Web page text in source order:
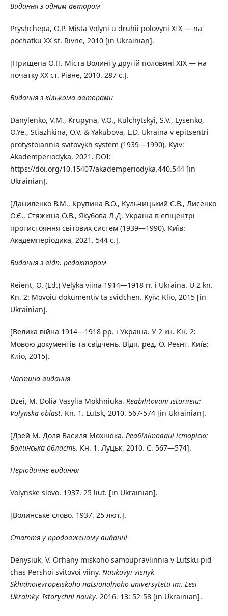
Видання з одним автором
Pryshchepa, O.P. Mista Volyni u druhii polovyni ХІХ — na
pochatku ХХ st. Rivne, 2010 [in Ukrainian].
[Прищепа О.П. Міста Волині у другій половині ХІХ — на
початку ХХ ст. Рівне, 2010. 287 с.].
Видання з кількома авторами
Danylenko, V.M., Krupyna, V.O., Kulchytskyi, S.V., Lysenko,
O.Ye., Stiazhkina, O.V. & Yakubova, L.D. Ukraina v epitsentri
protystoiannia svitovykh system (1939—1990). Kyiv:
Akademperiodyka, 2021. DOI:
https://doi.org/10.15407/akademperiodyka.440.544 [in
Ukrainian].
[Даниленко В.М., Крупина В.О., Кульчицький С.В., Лисенко
О.Є., Стяжкіна О.В., Якубова Л.Д. Україна в епіцентрі
протистояння світових систем (1939—1990). Київ:
Академперіодика, 2021. 544 с.].
Видання з відп. редактором
Reient, O. (Ed.) Velyka viina 1914—1918 rr. i Ukraina. U 2 kn.
Kn. 2: Movoiu dokumentiv ta svidchen. Kyiv: Klio, 2015 [in
Ukrainian].
[Велика війна 1914—1918 рр. і Україна. У 2 кн. Кн. 2:
Мовою документів та свідчень. Відп. ред. О. Реєнт. Київ:
Кліо, 2015].
Частина видання
Dzei, M. Dolia Vasylia Mokhniuka. Reabilitovani istoriieiu:
Volynska oblast. Kn. 1. Lutsk, 2010. 567-574 [in Ukrainian].
[Дзей М. Доля Василя Мохнюка. Реабілітовані історією:
Волинська область. Кн. 1. Луцьк, 2010. С. 567—574].
Періодичне видання
Volynske slovo. 1937. 25 liut. [in Ukrainian].
[Волинське слово. 1937. 25 лют.].
Стаття у продовженому виданні
Denysiuk, V. Orhany miskoho samoupravlinnia v Lutsku pid
chas Pershoi svitovoi viiny. Naukovyivisnyk
Skhidnoievropeiskoho natsionalnoho universytetu im. Lesi
Ukrainky. Istorychni nauky. 2016. 13: 52-58 [in Ukrainian].